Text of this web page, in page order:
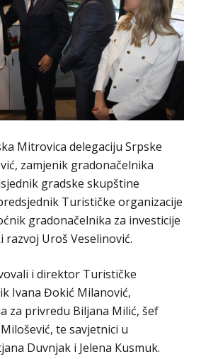
Mitrovica delegaciju Srpske
zamjenik gradonačelnika
gradske skupštine
Turističke organizacije
gradonačelnika za investicije
Uroš Veselinović.
i direktor Turističke
Ivana Đokić Milanović,
za privredu Biljana Milić, šef
te savjetnici u
Duvnjak i Jelena Кusmuk.